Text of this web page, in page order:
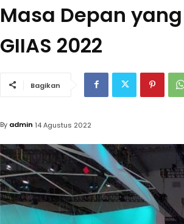
Masa Depan
GIIAS 2022
Bagikan
By admin 14 Agustus 2022